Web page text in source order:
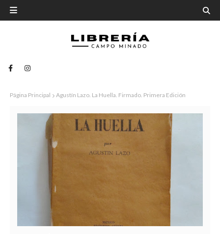
Página Principal Agustín Lazo. La Huella. Firmado. Primera Edición